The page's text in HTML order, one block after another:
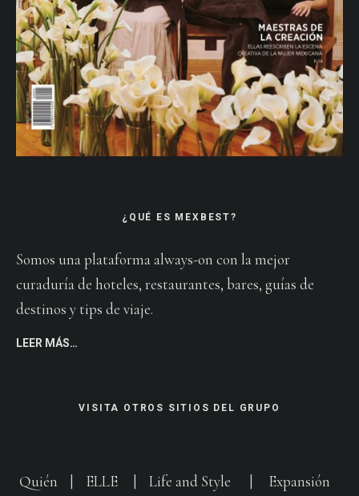
¿QUÉ ES MEXBEST?
Somos una plataforma always-on con la mejor
curaduría de hoteles, restaurantes, bares, guías de
destinos y tips de viaje.
LEER MÁS…
VISITA OTROS SITIOS DEL GRUPO
Quién ELLE Life and Style
Expansión